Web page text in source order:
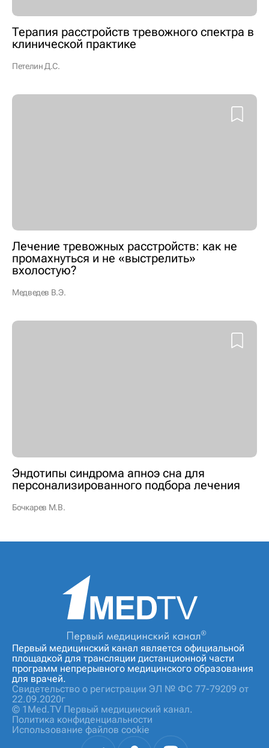
Терапия расстройств тревожного спектра в
клинической практике
Петелин Д.С.
Лечение тревожных расстройств: как не
промахнуться и не «выстрелить»
вхолостую?
Медведев В.Э.
Эндотипы синдрома апноэ сна для
персонализированного подбора лечения
Бочкарев М.В.
Первый медицинский канал является официальной
площадкой для трансляции дистанционной части
программ непрерывного медицинского образования
для врачей.
Свидетельство о регистрации ЭЛ № ФС 77-79209 от
22.09.2020г
© 1Med.TV Первый медицинский канал.
Политика конфиденциальности
Использование файлов cookie